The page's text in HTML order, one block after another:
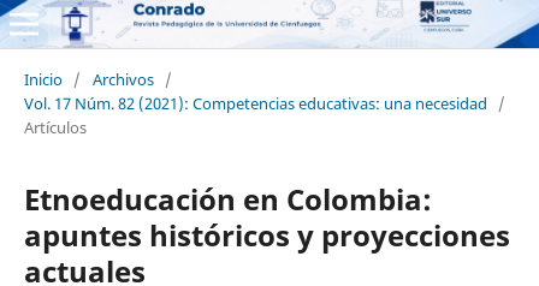
Inicio / Archivos /
Vol. 17 Núm. 82 (2021): Competencias educativas: una necesidad
/
Artículos
Etnoeducación en Colombia:
apuntes históricos y proyecciones
actuales